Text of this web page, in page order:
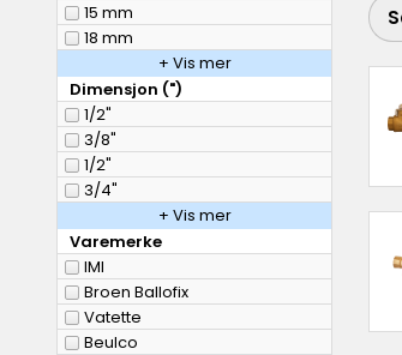
15 mm
18 mm
+ Vis mer
Dimensjon (")
1/2"
3/8"
1/2"
3/4"
+ Vis mer
Varemerke
IMI
Broen Ballofix
Vatette
Beulco